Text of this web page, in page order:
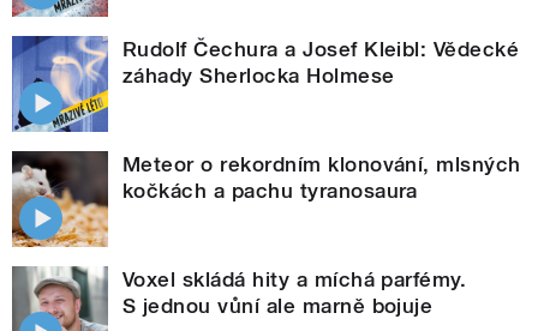
Rudolf Čechura a Josef Kleibl: Vědecké
záhady Sherlocka Holmese
Meteor o rekordním klonování, mlsných
kočkách a pachu tyranosaura
Voxel skládá hity a míchá parfémy.
S jednou vůní ale marně bojuje